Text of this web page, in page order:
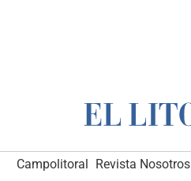
Campolitoral Revista Nosotros